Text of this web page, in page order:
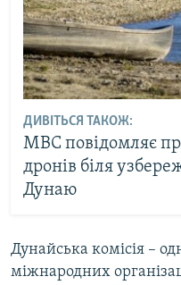
ДИВІТЬСЯ ТАКОЖ:
МВС повідомляє
дронів біля
Дунаю
Дунайська комісія –
міжнародних